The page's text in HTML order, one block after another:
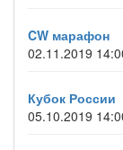
CW марафон
02.11.2019
Кубок России
05.10.2019